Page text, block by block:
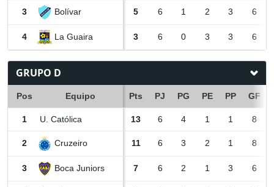
3 Bolívar 5 6 1 2 3 6
4 La Guaira 3 6 0 3 3 6
GRUPO D
Pos Equipo Pts PJ PG PE PP GF
1 U. Católica 13 6 4 1 1 8
2 Cruzeiro 11 6 3 2 1 8
3 Boca Juniors 7 6 2 1 3 6